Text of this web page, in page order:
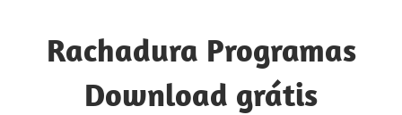
content
Rachadura Programas
Download grátis